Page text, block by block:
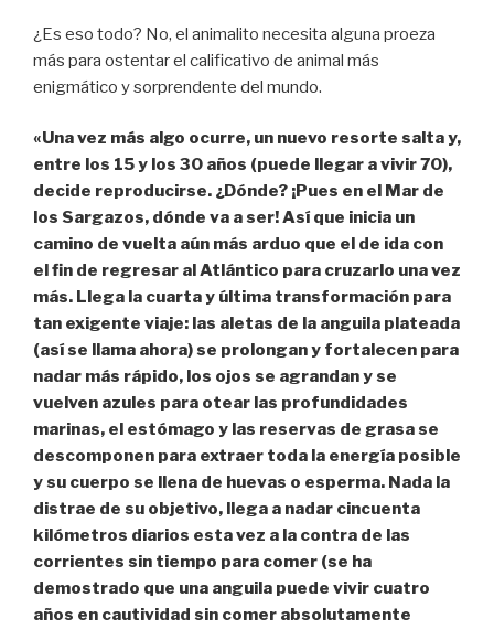
¿Es eso todo? No, el animalito necesita alguna proeza
más para ostentar el calificativo de animal más
enigmático y sorprendente del mundo.
«Una vez más algo ocurre, un nuevo resorte salta y,
entre los 15 y los 30 años (puede llegar a vivir 70),
decide reproducirse. ¿Dónde? ¡Pues en el Mar de
los Sargazos, dónde va a ser! Así que inicia un
camino de vuelta aún más arduo que el de ida con
el fin de regresar al Atlántico para cruzarlo una vez
más. Llega la cuarta y última transformación para
tan exigente viaje: las aletas de la anguila plateada
(así se llama ahora) se prolongan y fortalecen para
nadar más rápido, los ojos se agrandan y se
vuelven azules para otear las profundidades
marinas, el estómago y las reservas de grasa se
descomponen para extraer toda la energía posible
y su cuerpo se llena de huevas o esperma. Nada la
distrae de su objetivo, llega a nadar cincuenta
kilómetros diarios esta vez a la contra de las
corrientes sin tiempo para comer (se ha
demostrado que una anguila puede vivir cuatro
años en cautividad sin comer absolutamente